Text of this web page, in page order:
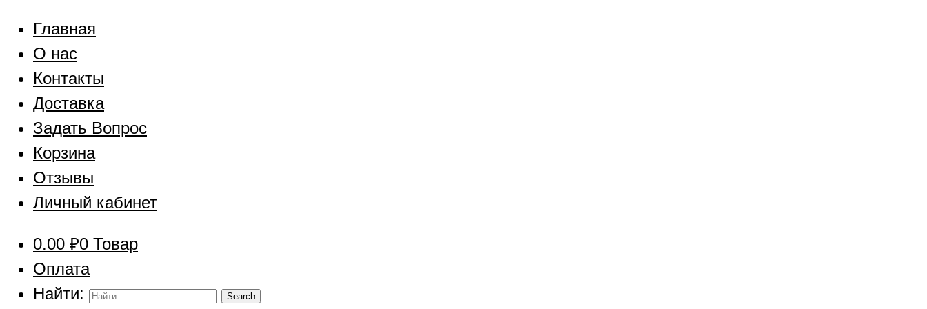
Главная
О нас
Контакты
Доставка
Задать Вопрос
Корзина
Отзывы
Личный кабинет
0.00 ₽0 Товар
Оплата
Найти: